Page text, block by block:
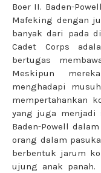
Boer II. Baden-
Mafeking dengan
banyak dari pada
Cadet Corps
bertugas
Meskipun
menghadapi
mempertahankan
yang juga menjadi
Baden-Powell
orang dalam
berbentuk jarum
ujung anak